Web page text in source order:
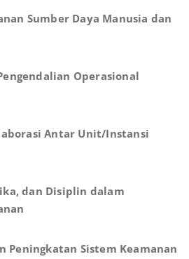
Sumber Daya Manusia dan
Operasional
Antar Unit/Instansi
dan Disiplin dalam
Peningkatan Sistem Keamanan